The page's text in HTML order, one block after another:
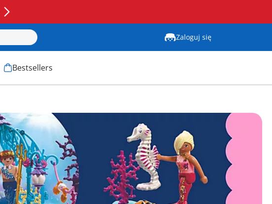
Zaloguj się
Bestsellers